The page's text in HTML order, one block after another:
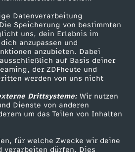
Datenverarbeitung
Speicherung von bestimmten
uns, dein Erlebnis im
anzupassen und
anzubieten. Dabei
auf Basis deiner
der ZDFheute und
werden von uns nicht
Drittsysteme:Wir nutzen
Dienste von anderen
um das Teilen von Inhalten
für welche Zwecke wir deine
verarbeiten dürfen. Dies
Zuschauerservice
Hilfe